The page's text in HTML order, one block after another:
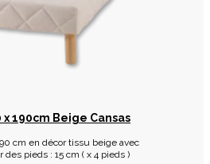
190cm Beige Cansas
cm en décor tissu beige avec
pieds : 15 cm ( x 4 pieds )